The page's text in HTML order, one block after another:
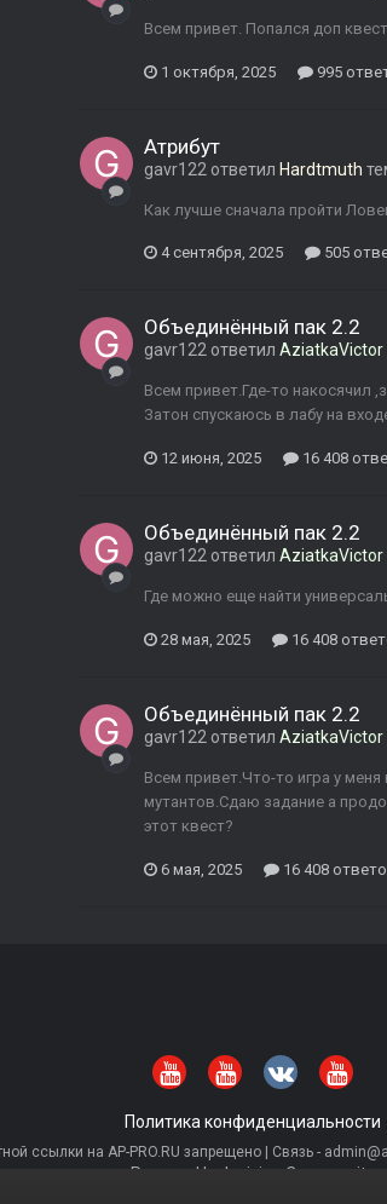
Всем привет. Попался доп
1 октября, 2025 995
Атрибут
gavr122 ответил Hardtmuth
Как лучше сначала пройти
4 сентября, 2025 505
Объединённый пак 2.2
gavr122 ответил AziatkaVictor
Всем привет.Где-то накосячил
Затон спускаюсь в лабу на
12 июня, 2025 16 408
Объединённый пак 2.2
gavr122 ответил AziatkaVictor
Где можно еще найти
28 мая, 2025 16 408
Объединённый пак 2.2
gavr122 ответил AziatkaVictor
Всем привет.Что-то игра у
мутантов.Сдаю задание а
этот квест?
6 мая, 2025 16 408
Политика конфиденциальности
ссылки на AP-PRO.RU запрещено | Связь -
Powered by Invision Community